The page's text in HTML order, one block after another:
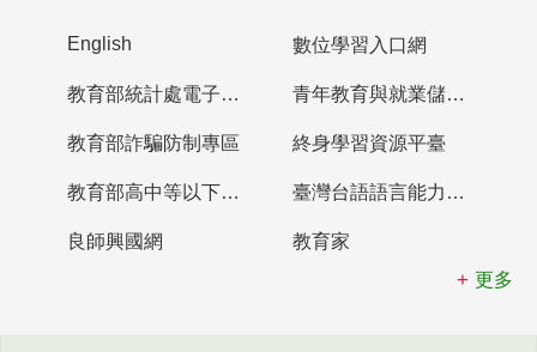
English 數位學習入口網
教育部統計處電子書櫃 青年教育與就業儲蓄帳戶
教育部詐騙防制專區 終身學習資源平臺
教育部高中等以下學校及幼兒園教師資格檢定考試 臺灣台語語言能力認證網站
良師興國網
教育家
更多